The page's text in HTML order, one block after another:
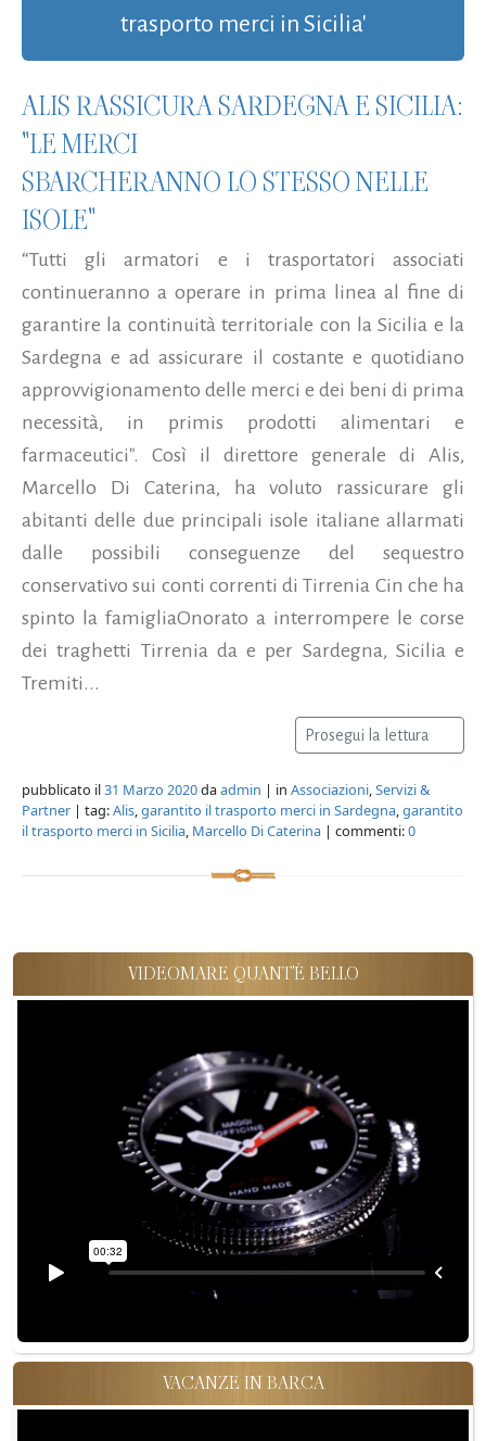
trasporto merci in Sicilia'
ALIS RASSICURA SARDEGNA E SICILIA:
"LE MERCI
SBARCHERANNO LO STESSO NELLE
ISOLE"
“Tutti gli armatori e i trasportatori associati
continueranno a operare in prima linea al fine di
garantire la continuità territoriale con la Sicilia e la
Sardegna e ad assicurare il costante e quotidiano
approvvigionamento delle merci e dei beni di prima
necessità, in primis prodotti alimentari e
farmaceutici". Così il direttore generale di Alis,
Marcello Di Caterina, ha voluto rassicurare gli
abitanti delle due principali isole italiane allarmati
dalle possibili conseguenze del sequestro
conservativo sui conti correnti di Tirrenia Cin che ha
spinto la famigliaOnorato a interrompere le corse
dei traghetti Tirrenia da e per Sardegna, Sicilia e
Tremiti...
Prosegui la lettura
pubblicato il31 Marzo 2020daadmin | in Associazioni,Servizi &
Partner | tag:Alis,garantito il trasporto merci in Sardegna,garantito
il trasporto merci in Sicilia, Marcello Di Caterina | commenti:0
VIDEOMARE QUANT'È BELLO
VACANZE IN BARCA